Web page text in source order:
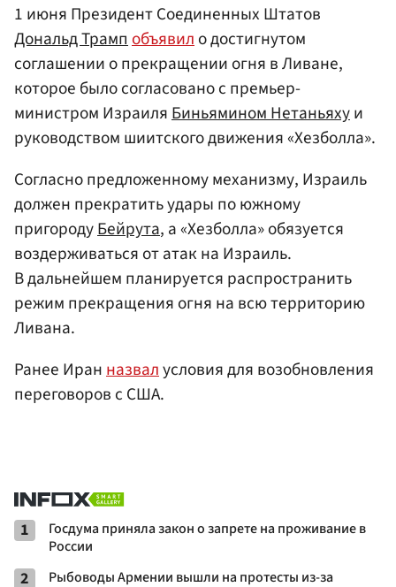
1 июня Президент Соединенных Штатов
Дональд Трамп объявил о достигнутом
соглашении о прекращении огня в Ливане,
которое было согласовано с премьер-
министром Израиля Биньямином Нетаньяхуи
руководством шиитского движения «Хезболла».
Согласно предложенному механизму, Израиль
должен прекратить удары по южному
пригородуБейрута, а «Хезболла» обязуется
воздерживаться от атак на Израиль.
В дальнейшем планируется распространить
режим прекращения огня на всю территорию
Ливана.
Ранее Иранназвалусловия для возобновления
переговоров с США.
1
Госдума приняла закон о запрете на проживание в
России
2
Рыбоводы Армении вышли на протесты из-за